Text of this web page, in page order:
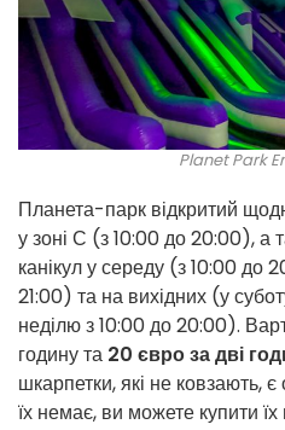
Planet Park
Планета-парк відкритий
у зоні С (з 10:00 до 20:00), а
канікул у середу (з 10:00 до
21:00) та на вихідних (у
неділю з 10:00 до 20:00).
годину та 20 євро за дві
шкарпетки, які не ковзають,
їх немає, ви можете купити їх